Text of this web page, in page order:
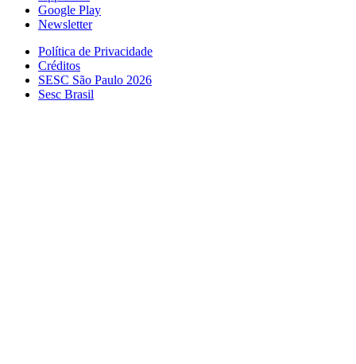
Google Play
Newsletter
Política de Privacidade
Créditos
SESC São Paulo 2026
Sesc Brasil